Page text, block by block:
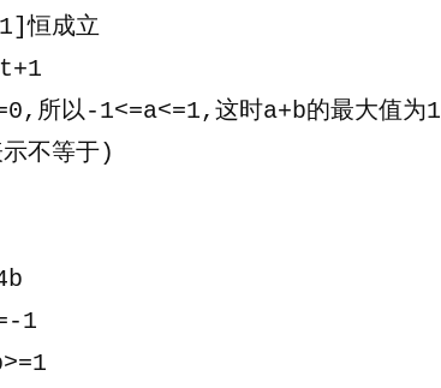
恒成立
以-1<=a<=1,这时a+b的最大值为1
不等于)
1